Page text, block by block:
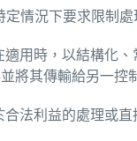
情況下要求限制處
用時，以結構化
將其傳輸給另一控
法利益的處理或直